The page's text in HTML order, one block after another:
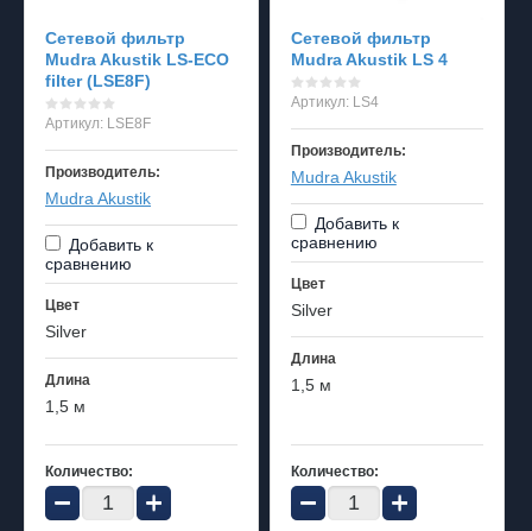
Cетевой фильтр
Mudra Akustik LS-ECO
filter (LSE8F)
Артикул: LSE8F
Производитель:
Mudra Akustik
Добавить к
сравнению
Цвет
Silver
Длина
1,5 м
Количество:
− +
Cетевой фильтр
Mudra Akustik LS 4
Артикул:LS4
Производитель:
Mudra Akustik
Добавить к
сравнению
Цвет
Silver
Длина
1,5 м
Количество:
− +